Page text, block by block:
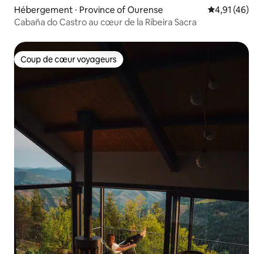
Hébergement ⋅ Province of Ourense Évaluation
4,91 (46)
Cabaña do Castro au cœur de la Ribeira Sacra
Coup de cœur voyageurs
Coup de cœur voyageurs